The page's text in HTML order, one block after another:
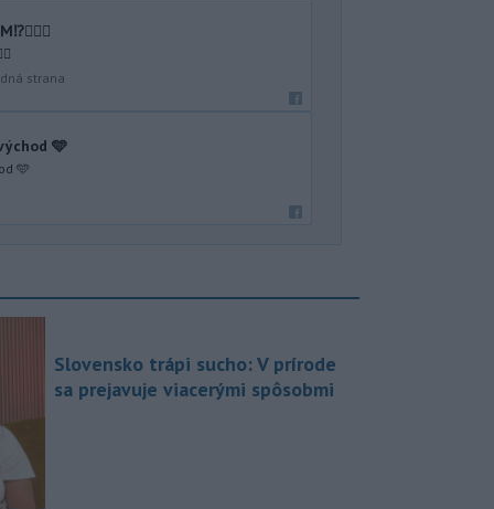
strana
🩵
🩵
Slovensko trápi sucho: V prírode
sa prejavuje viacerými spôsobmi